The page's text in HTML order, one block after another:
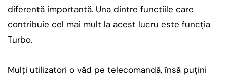
diferență importantă. Una dintre funcțiile care
contribuie cel mai mult la acest lucru este funcția
Turbo.
Mulți utilizatori o văd pe telecomandă, însă puțini